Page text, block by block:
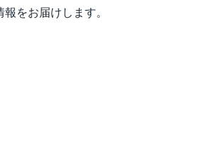
をお届けします。